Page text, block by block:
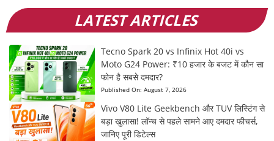
LATEST ARTICLES
Tecno Spark 20 vs Infinix Hot 40i vs
Moto G24 Power: ₹10 हजार के बजट में कौन सा
फोन है सबसे दमदार?
Published On: August 7, 2026
Vivo V80 Lite Geekbench और TUV लिस्टिंग से
बड़ा खुलासा! लॉन्च से पहले सामने आए दमदार फीचर्स,
जानिए पूरी डिटेल्स